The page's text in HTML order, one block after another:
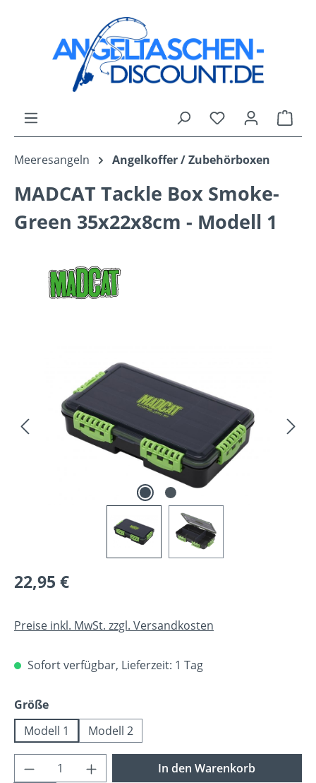
Zum Hauptinhalt springen
Du hast 0
Meeresangeln Angelkoffer / Zubehörboxen
MADCAT Tackle Box Smoke-
Green 35x22x8cm - Modell 1
Regulärer Preis:
22,95 €
Preise inkl. MwSt. zzgl. Versandkosten
Sofort verfügbar, Lieferzeit: 1 Tag
Größeauswählen
Modell 1
Modell 2
Produkt Anzahl: Gib den gewünschten
In den Warenkorb